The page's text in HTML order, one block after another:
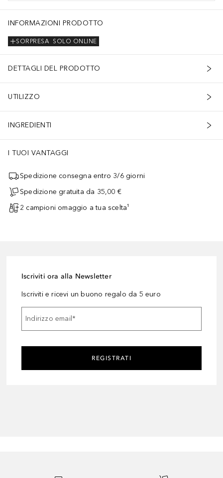
INFORMAZIONI PRODOTTO
SOLO ONLINE
SORPRESA
DETTAGLI DEL PRODOTTO
UTILIZZO
INGREDIENTI
I TUOI VANTAGGI
Spedizione consegna entro 3/6 giorni
Spedizione gratuita da 35,00 €
2 campioni omaggio a tua scelta¹
Iscriviti ora alla Newsletter
Iscriviti e ricevi un buono regalo da 5 euro
Indirizzo email*
REGISTRATI